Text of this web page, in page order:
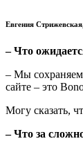
Евгения
– Что
– Мы
сайте – это
Могу сказать,
– Что за